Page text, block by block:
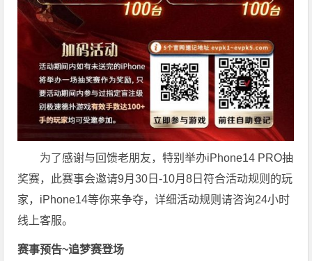
为了感谢与回馈老朋友，特别举办iPhone14 PRO抽
奖赛，此赛事会邀请9月30日-10月8日符合活动规则的玩
家，iPhone14等你来争夺，详细活动规则请咨询24小时
线上客服。
赛事预告~追梦赛登场